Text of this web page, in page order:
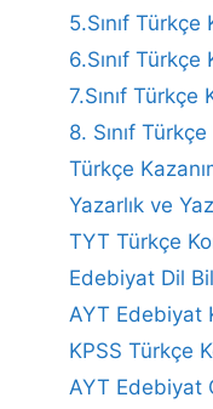
5.Sınıf Türkçe
6.Sınıf Türkçe
7.Sınıf Türkçe
8. Sınıf Türkçe
Türkçe
Yazarlık ve
TYT Türkçe
Edebiyat Dil
AYT Edebiyat
KPSS Türkçe
AYT Edebiyat